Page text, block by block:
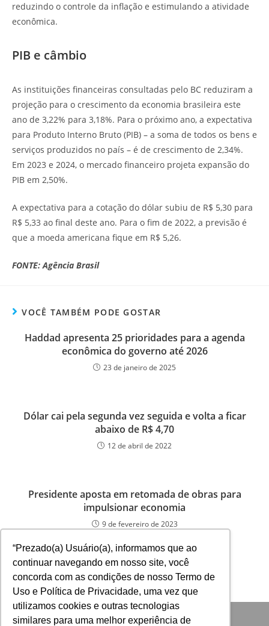
“Prezado(a) Usuário(a), informamos que ao
continuar navegando em nosso site, você
concorda com as condições de nosso Termo de
Uso e Política de Privacidade, uma vez que
utilizamos cookies e outras tecnologias
similares para uma melhor experiência de
reduzindo o controle da inflação e estimulando a atividade
econômica.
PIB e câmbio
As instituições financeiras consultadas pelo BC reduziram a
projeção para o crescimento da economia brasileira este
ano de 3,22% para 3,18%. Para o próximo ano, a expectativa
para Produto Interno Bruto (PIB) – a soma de todos os bens e
serviços produzidos no país – é de crescimento de 2,34%.
Em 2023 e 2024, o mercado financeiro projeta expansão do
PIB em 2,50%.
A expectativa para a cotação do dólar subiu de R$ 5,30 para
R$ 5,33 ao final deste ano. Para o fim de 2022, a previsão é
que a moeda americana fique em R$ 5,26.
FONTE: Agência Brasil
VOCÊ TAMBÉM PODE GOSTAR
Haddad apresenta 25 prioridades para a agenda
econômica do governo até 2026
23 de janeiro de 2025
Dólar cai pela segunda vez seguida e volta a ficar
abaixo de R$ 4,70
12 de abril de 2022
Presidente aposta em retomada de obras para
impulsionar economia
9 de fevereiro de 2023